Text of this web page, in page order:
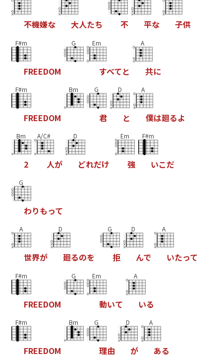
不機嫌な 大人たち 不 平な 子供
F#m
FREEDOM
G Em
すべてと
A
共に
F#m
FREEDOM
Bm G
君
D
と
A
僕は廻るよ
Bm
2
A/C#
人が
D
どれだけ
Em
強
F#m
いこだ
G
わりもって
A
世界が
D
廻るのを
G
拒
D
んで
A
いたって
F#m
FREEDOM
G Em
動いて
A
いる
F#m
FREEDOM
Bm G
理由
D
が
A
ある